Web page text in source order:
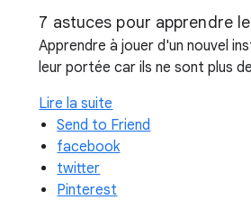
7 astuces pour apprendre
Apprendre à jouer d'un nouvel
leur portée car ils ne sont plus
Lire la suite
Send to Friend
facebook
twitter
Pinterest